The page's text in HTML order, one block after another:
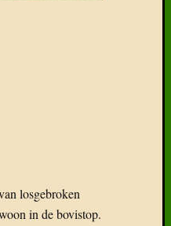
een wildrooster